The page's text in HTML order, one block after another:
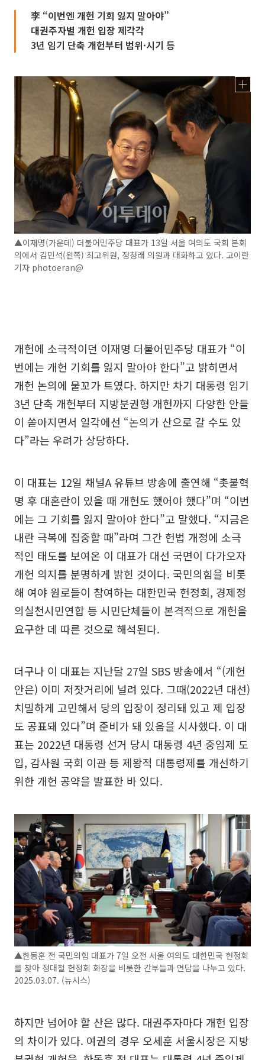
李 “이번엔 개헌 기회 잃지 말아야”
대권주자별 개헌 입장 제각각
3년 임기 단축 개헌부터 범위·시기 등
▲이재명(가운데) 더불어민주당 대표가 13일 서울 여의도 국회 본회
의에서 김민석(왼쪽) 최고위원, 정청래 의원과 대화하고 있다. 고이란
기자 photoeran@
개헌에 소극적이던 이재명 더불어민주당 대표가 “이
번에는 개헌 기회를 잃지 말아야 한다”고 밝히면서
개헌 논의에 물꼬가 트였다. 하지만 차기 대통령 임기
3년 단축 개헌부터 지방분권형 개헌까지 다양한 안들
이 쏟아지면서 일각에선 “논의가 산으로 갈 수도 있
다”라는 우려가 상당하다.
이 대표는 12일 채널A 유튜브 방송에 출연해 “촛불혁
명 후 대혼란이 있을 때 개헌도 했어야 했다”며 “이번
에는 그 기회를 잃지 말아야 한다”고 말했다. “지금은
내란 극복에 집중할 때”라며 그간 헌법 개정에 소극
적인 태도를 보여온 이 대표가 대선 국면이 다가오자
개헌 의지를 분명하게 밝힌 것이다. 국민의힘을 비롯
해 여야 원로들이 참여하는 대한민국 헌정회, 경제정
의실천시민연합 등 시민단체들이 본격적으로 개헌을
요구한 데 따른 것으로 해석된다.
더구나 이 대표는 지난달 27일 SBS 방송에서 “(개헌
안은) 이미 저잣거리에 널려 있다. 그때(2022년 대선)
치밀하게 고민해서 당의 입장이 정리돼 있고 제 입장
도 공표돼 있다”며 준비가 돼 있음을 시사했다. 이 대
표는 2022년 대통령 선거 당시 대통령 4년 중임제 도
입, 감사원 국회 이관 등 제왕적 대통령제를 개선하기
위한 개헌 공약을 발표한 바 있다.
▲한동훈 전 국민의힘 대표가 7일 오전 서울 여의도 대한민국 헌정회
를 찾아 정대철 헌정회 회장을 비롯한 간부들과 면담을 나누고 있다.
2025.03.07. (뉴시스)
하지만 넘어야 할 산은 많다. 대권주자마다 개헌 입장
의 차이가 있다. 여권의 경우 오세훈 서울시장은 지방